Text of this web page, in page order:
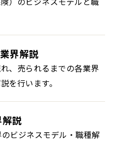
界解説
、売られるまでの各業界
を行います。
説
ビジネスモデル・職種解